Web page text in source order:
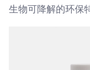
生物可降解的环保